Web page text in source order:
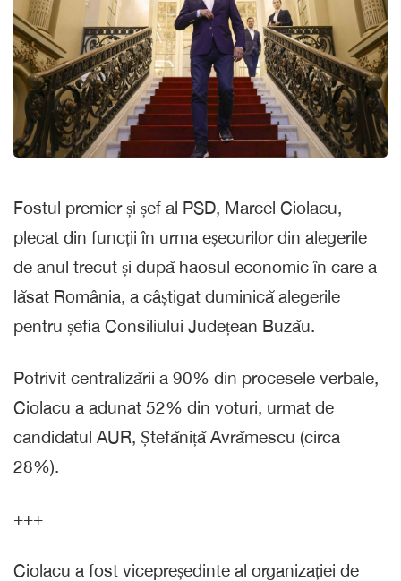
Fostul premier și șef al PSD, Marcel Ciolacu,
plecat din funcții în urma eșecurilor din alegerile
de anul trecut și după haosul economic în care a
lăsat România, a câștigat duminică alegerile
pentru șefia Consiliului Județean Buzău.
Potrivit centralizării a 90% din procesele verbale,
Ciolacu a adunat 52% din voturi, urmat de
candidatul AUR, Ștefăniță Avrămescu (circa
28%).
+++
Ciolacu a fost vicepreședinte al organizației de